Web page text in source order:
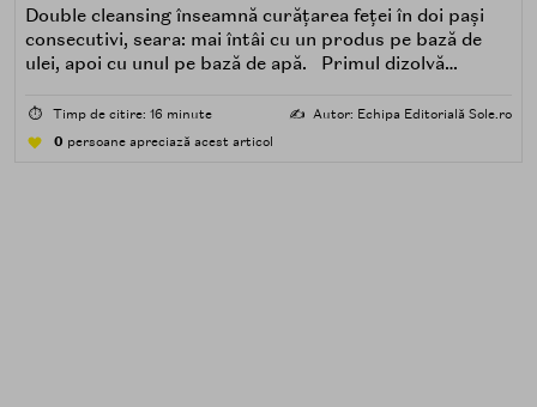
Double cleansing înseamnă curățarea feței în doi pași
consecutivi, seara: mai întâi cu un produs pe bază de
ulei, apoi cu unul pe bază de apă. Primul dizolvă
poluare. Al doilea îndepărtează impuritățile solubile în
⏱️ Timp de citire: 16 minute ✍️ Autor: Echipa Editorială Sole.ro
0 persoane apreciază acest articol